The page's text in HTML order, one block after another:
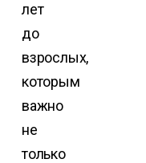
лет
до
взрослых,
которым
важно
не
только